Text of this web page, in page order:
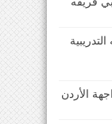
الأردن